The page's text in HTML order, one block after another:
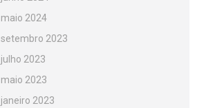
maio 2024
setembro 2023
julho 2023
maio 2023
janeiro 2023